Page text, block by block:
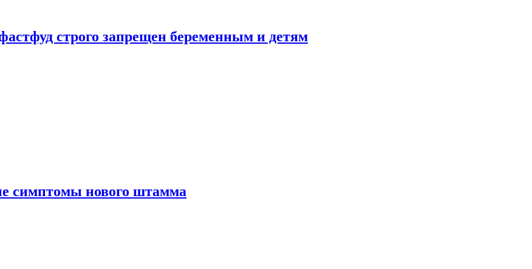
строго запрещен беременным и детям
симптомы нового штамма